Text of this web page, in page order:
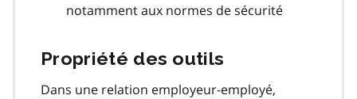
notamment aux normes de sécurité
Propriété des outils
Dans une relation employeur-employé,